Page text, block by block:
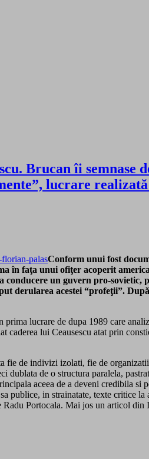
Brucan îi
lucrare
Conform unui fost
în faţa unui ofiţer acoperit
un guvern pro-
derularea acestei “profeţii”.
lucrare de dupa 1989 care
lui Ceausescu atat prin
de indivizi izolati, fie de
de o structura paralela,
aceea de a deveni credibila
publice, in strainatate, texte critice
Portocala. Mai jos un articol